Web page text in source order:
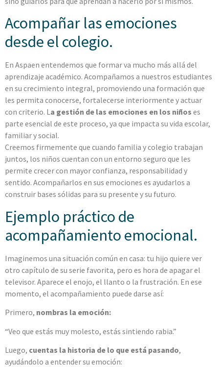
Acompañar las emociones
desde el colegio.
En Aspaen entendemos que formar va mucho más allá del
aprendizaje académico. Acompañamos a nuestros estudiantes
en su crecimiento integral, promoviendo una formación que
les permita conocerse, fortalecerse interiormente y actuar
con criterio. La gestión de las emociones en los niños es
parte esencial de este proceso, ya que impacta su vida escolar,
familiar y social.
Creemos firmemente que cuando familia y colegio trabajan
juntos, los niños cuentan con un entorno seguro que les
permite crecer con mayor confianza, responsabilidad y
sentido. Acompañarlos en sus emociones es ayudarlos a
construir bases sólidas para su presente y su futuro.
Ejemplo práctico de
acompañamiento emocional.
Imaginemos una situación común en casa: tu hijo quiere ver
otro capítulo de su serie favorita, pero es hora de apagar el
televisor. Aparece el enojo, el llanto o la frustración. En ese
momento, el acompañamiento puede darse así:
Primero, nombras la emoción:
“Veo que estás muy molesto, estás sintiendo rabia.”
Luego, cuentas la historia de lo que está pasando,
ayudándolo a entender su emoción: